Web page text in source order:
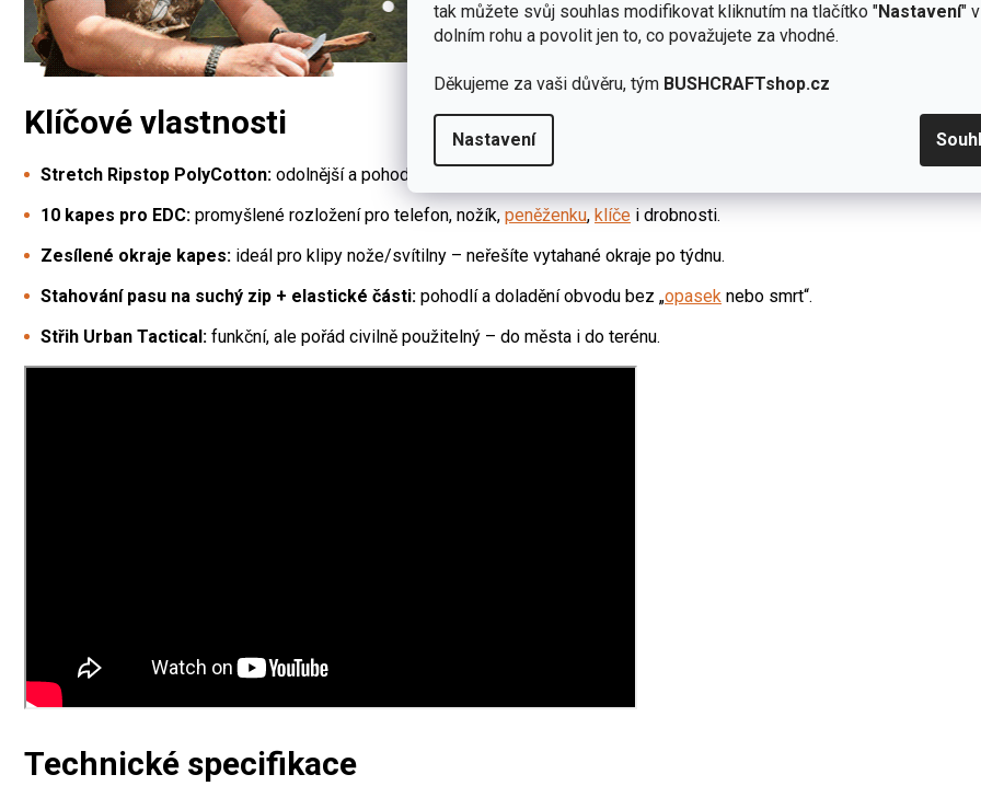
tak můžete svůj souhlas modifikovat kliknutím na tlačítko "Nastavení"
dolním rohu a povolit jen to, co považujete za vhodné.
Děkujeme za vaši důvěru, tým BUSHCRAFTshop.cz
Nastavení
Klíčové vlastnosti
Stretch Ripstop PolyCotton: odolnější a pohodlnější materiál (ripstop + elastan = lepší pohyb).
10 kapes pro EDC: promyšlené rozložení pro telefon, nožík, peněženku, klíče i drobnosti.
Zesílené okraje kapes: ideál pro klipy nože/svítilny – neřešíte vytahané okraje po týdnu.
Stahování pasu na suchý zip + elastické části: pohodlí a doladění obvodu bez „opasek nebo smrt“.
Střih Urban Tactical: funkční, ale pořád civilně použitelný – do města i do terénu.
Technické specifikace